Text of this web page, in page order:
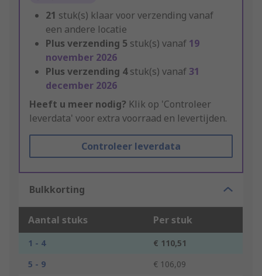
21 stuk(s) klaar voor verzending vanaf
een andere locatie
Plus verzending 5 stuk(s) vanaf 19
november 2026
Plus verzending 4stuk(s) vanaf31
december 2026
Heeft u meer nodig? Klik op 'Controleer
leverdata' voor extra voorraad en levertijden.
Controleer leverdata
Bulkkorting
Aantal stuks Per stuk
1 - 4
€ 110,51
5 - 9
€ 106,09